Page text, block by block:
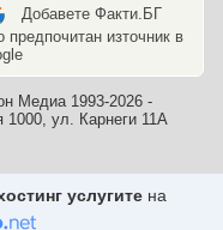
Добавете Факти.БГ
предпочитан източник в
Медиа 1993-2026 -
ул. Карнеги 11А
услугите на